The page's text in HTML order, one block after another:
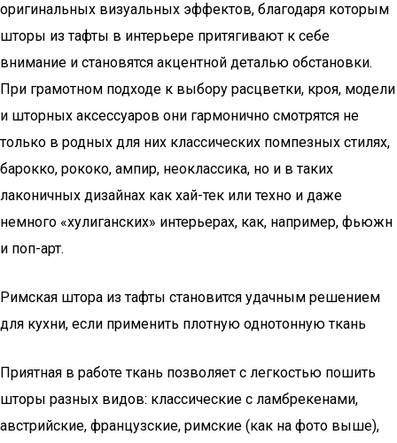
оригинальных визуальных эффектов, благодаря которым
шторы из тафты в интерьере притягивают к себе
внимание и становятся акцентной деталью обстановки.
При грамотном подходе к выбору расцветки, кроя, модели
и шторных аксессуаров они гармонично смотрятся не
только в родных для них классических помпезных стилях,
барокко, рококо, ампир, неоклассика, но и в таких
лаконичных дизайнах как хай-тек или техно и даже
немного «хулиганских» интерьерах, как, например, фьюжн
и поп-арт.
Римская штора из тафты становится удачным решением
для кухни, если применить плотную однотонную ткань
Приятная в работе ткань позволяет с легкостью пошить
шторы разных видов: классические с ламбрекенами,
австрийские, французские, римские (как на фото выше),